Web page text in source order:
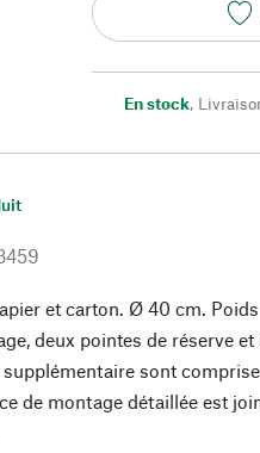
En stock,
et carton. Ø 40 cm. Poids
deux pointes de réserve et
sont
de montage détaillée est